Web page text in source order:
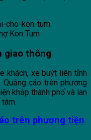
Kon Tum
giao thông
khách, xe buýt liên tỉnh
cáo trên phương
khắp thành phố và lan
trên phương tiện